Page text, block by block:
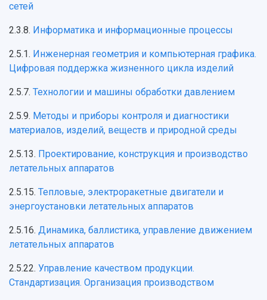
сетей
2.3.8. Информатика и информационные процессы
2.5.1. Инженерная геометрия и компьютерная графика.
Цифровая поддержка жизненного цикла изделий
2.5.7. Технологии и машины обработки давлением
2.5.9. Методы и приборы контроля и диагностики
материалов, изделий, веществ и природной среды
2.5.13. Проектирование, конструкция и производство
летательных аппаратов
2.5.15. Тепловые, электроракетные двигатели и
энергоустановки летательных аппаратов
2.5.16. Динамика, баллистика, управление движением
летательных аппаратов
2.5.22. Управление качеством продукции.
Стандартизация. Организация производством